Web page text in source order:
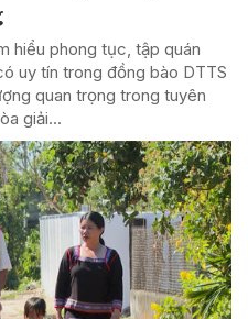
hiểu phong tục, tập quán
uy tín trong đồng bào DTTS
quan trọng trong tuyên
giải...